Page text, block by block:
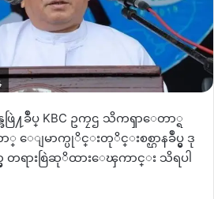
ဖြဲ႔ခ်ဳပ္ KBC ဥကၠဌ သိကၡာေတာ္ရ
တာ္ ေျမာက္ပုိင္းတုိင္းစစ္ဌာနခ်ဳပ္မွ ဒု
ရားစြဲဆုိထားေၾကာင္း သိရပါ